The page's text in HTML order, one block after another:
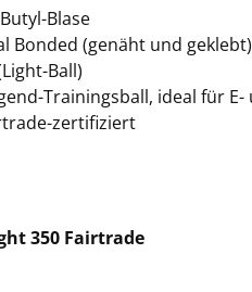
Blase
Bonded (genäht und geklebt)
Ball)
Trainingsball, ideal für E-
zertifiziert
350 Fairtrade